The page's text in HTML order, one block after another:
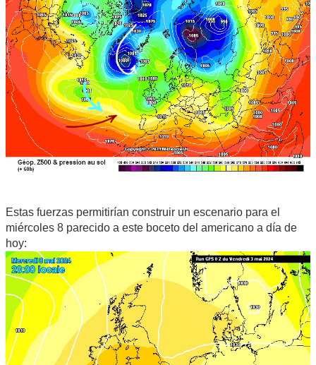
Estas fuerzas permitirían construir un escenario para el
miércoles 8 parecido a este boceto del americano a día de
hoy: